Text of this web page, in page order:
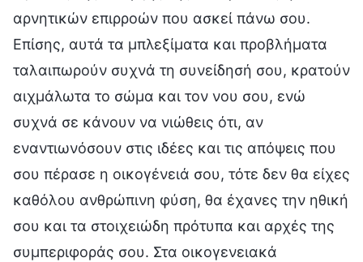
αρνητικών επιρροών που ασκεί πάνω σου.
Επίσης, αυτά τα μπλεξίματα και προβλήματα
ταλαιπωρούν συχνά τη συνείδησή σου, κρατούν
αιχμάλωτα το σώμα και τον νου σου, ενώ
συχνά σε κάνουν να νιώθεις ότι, αν
εναντιωνόσουν στις ιδέες και τις απόψεις που
σου πέρασε η οικογένειά σου, τότε δεν θα είχες
καθόλου ανθρώπινη φύση, θα έχανες την ηθική
σου και τα στοιχειώδη πρότυπα και αρχές της
συμπεριφοράς σου. Στα οικογενειακά